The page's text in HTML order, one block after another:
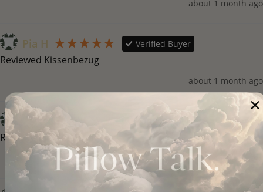
about 1 month ago
Pia H Verified Buyer
Reviewed Kissenbezug
about 1 month ago
Pia H Verified Buyer
Reviewed Kissenbezug
about 1 month ago